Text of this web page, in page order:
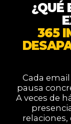
¿QUÉ
365
Cada
pausa
A veces de